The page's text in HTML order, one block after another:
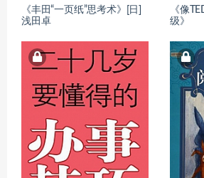
《丰田“一页纸”思考术》[日]
浅田卓
《像
级》